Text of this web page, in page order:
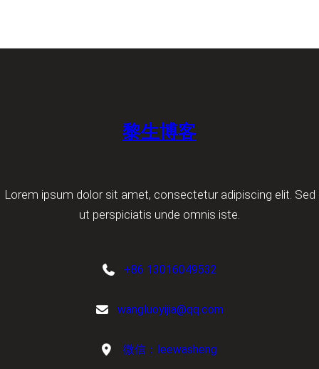
黎生博客
Lorem ipsum dolor sit amet, consectetur adipiscing elit. Sed
ut perspiciatis unde omnis iste.
+86 13016049532
wangluoyijia@qq.com
微信：leewasheng